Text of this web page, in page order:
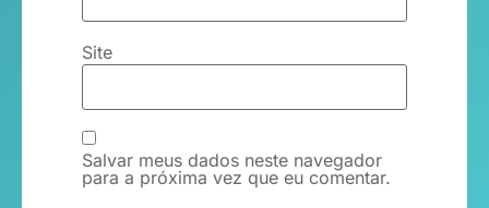
Site
Salvar meus dados neste navegador
para a próxima vez que eu comentar.